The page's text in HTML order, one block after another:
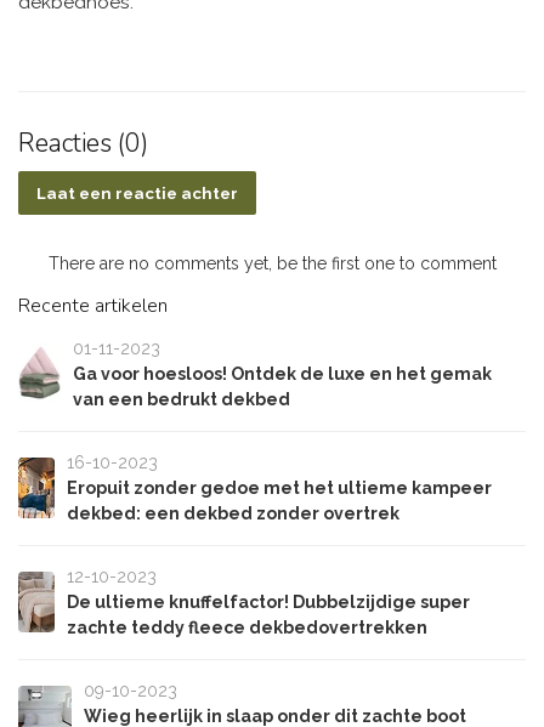
Reacties (0)
Laat een reactie achter
There are no comments yet, be the first one to comment
Recente artikelen
01-11-2023
Ga voor hoesloos! Ontdek de luxe en het gemak
van een bedrukt dekbed
16-10-2023
Eropuit zonder gedoe met het ultieme kampeer
dekbed: een dekbed zonder overtrek
12-10-2023
De ultieme knuffelfactor! Dubbelzijdige super
zachte teddy fleece dekbedovertrekken
09-10-2023
Wieg heerlijk in slaap onder dit zachte boot